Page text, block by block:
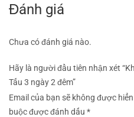
Đánh giá
Chưa có đánh giá nào.
Hãy là người đầu tiên nhận xét
Tấu 3 ngày 2 đêm”
Email của bạn sẽ không được
buộc được đánh dấu *